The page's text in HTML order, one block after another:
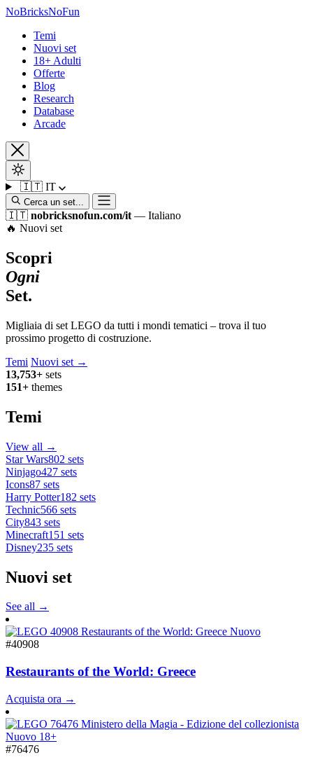
NoBricksNoFun
Temi
Nuovi set
18+ Adulti
Offerte
Blog
Research
Database
Arcade
🇮🇹 IT
Cerca un set...
🇮🇹 nobricksnofun.com/it — Italiano
🔥 Nuovi set
Scopri
Ogni
Set.
Migliaia di set LEGO da tutti i mondi tematici – trova il tuo
prossimo progetto di costruzione.
Temi Nuovi set →
13,753+ sets
151+ themes
Temi
View all →
Star Wars802 sets
Ninjago427 sets
Icons87 sets
Harry Potter182 sets
Technic566 sets
City843 sets
Minecraft151 sets
Disney235 sets
Nuovi set
See all →
Nuovo
#40908
Restaurants of the World: Greece
Acquista ora →
Nuovo 18+
#76476